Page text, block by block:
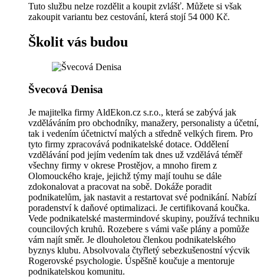
Tuto službu nelze rozdělit a koupit zvlášť. Můžete si však
zakoupit variantu bez cestování, která stojí 54 000 Kč.
Školit vás budou
Švecová Denisa
Je majitelka firmy AldEkon.cz s.r.o., která se zabývá jak
vzděláváním pro obchodníky, manažery, personalisty a účetní,
tak i vedením účetnictví malých a středně velkých firem. Pro
tyto firmy zpracovává podnikatelské dotace. Oddělení
vzdělávání pod jejím vedením tak dnes už vzdělává téměř
všechny firmy v okrese Prostějov, a mnoho firem z
Olomouckého kraje, jejichž týmy mají touhu se dále
zdokonalovat a pracovat na sobě. Dokáže poradit
podnikatelům, jak nastavit a restartovat své podnikání. Nabízí
poradenství k daňové optimalizaci. Je certifikovaná koučka.
Vede podnikatelské mastermindové skupiny, používá techniku
councilových kruhů. Rozebere s vámi vaše plány a pomůže
vám najít směr. Je dlouholetou členkou podnikatelského
byznys klubu. Absolvovala čtyřletý sebezkušenostní výcvik
Rogerovské psychologie. Úspěšně koučuje a mentoruje
podnikatelskou komunitu.